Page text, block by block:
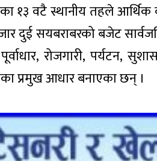
१३ वटै स्थानीय तहले
दुई सयबराबरको बजेट
रोजगारी, पर्यटन,
प्रमुख आधार बनाएका छन् ।